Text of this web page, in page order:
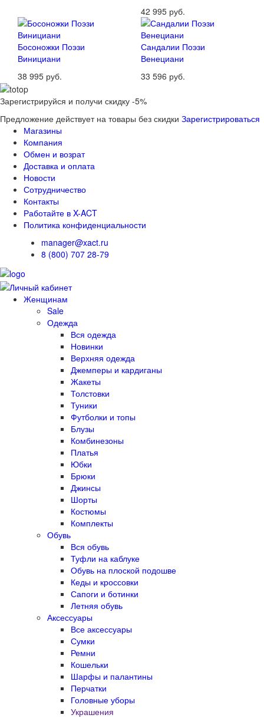
42 995 руб.
Босоножки Поэзи
Винициани
38 995 руб.
Сандалии Поэзи
Венециани
33 596 руб.
Зарегистрируйся и получи скидку -5%
Предложение действует на товары без скидки Зарегистрироваться
Магазины
Компания
Обмен и возрат
Доставка и оплата
Новости
Сотрудничество
Контакты
Работайте в X-ACT
Политика конфиденциальности
manager@xact.ru
8 (800) 707 28-79
Женщинам
Sale
Одежда
Вся одежда
Новинки
Верхняя одежда
Джемперы и кардиганы
Жакеты
Толстовки
Туники
Футболки и топы
Блузы
Комбинезоны
Платья
Юбки
Брюки
Джинсы
Шорты
Костюмы
Комплекты
Обувь
Вся обувь
Туфли на каблуке
Обувь на плоской подошве
Кеды и кроссовки
Сапоги и ботинки
Летняя обувь
Аксессуары
Все аксессуары
Сумки
Ремни
Кошельки
Шарфы и палантины
Перчатки
Головные уборы
Украшения